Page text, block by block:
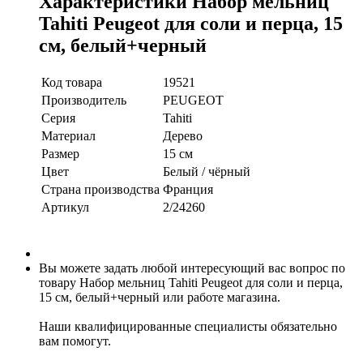
Tahiti Peugeot для соли и перца, 15
см, белый+черный
Код товара
19521
Производитель
PEUGEOT
Серия
Tahiti
Материал
Дерево
Размер
15 см
Цвет
Белый / чёрный
Страна производства Франция
Артикул
2/24260
Вы можете задать любой интересующий вас вопрос по
товару Набор мельниц Tahiti Peugeot для соли и перца,
15 см, белый+черный или работе магазина.
Наши квалифицированные специалисты обязательно
вам помогут.